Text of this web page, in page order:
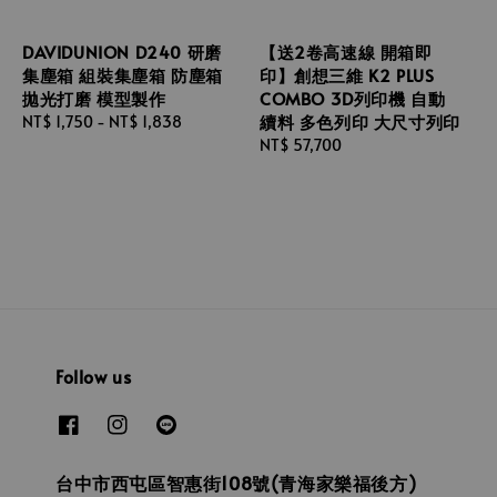
DAVIDUNION D240 研磨
集塵箱 組裝集塵箱 防塵箱
拋光打磨 模型製作
Regular
NT$ 1,750 - NT$ 1,838
【送2卷高速線 開箱即
印】創想三維 K2 PLUS
COMBO 3D列印機 自動
續料 多色列印 大尺寸列印
Regular
NT$ 57,700
Follow us
台中市西屯區智惠街108號(青海家樂福後方)